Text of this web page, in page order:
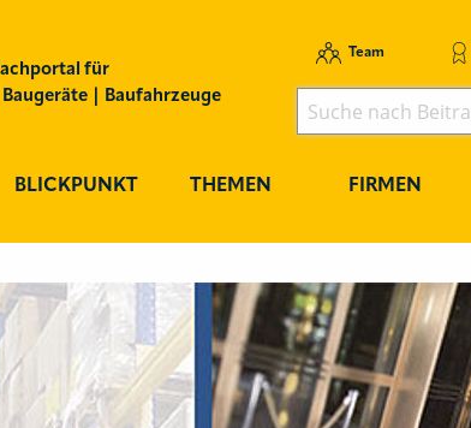
für
| Baufahrzeuge
Team
BLICKPUNKT THEMEN FIRMEN